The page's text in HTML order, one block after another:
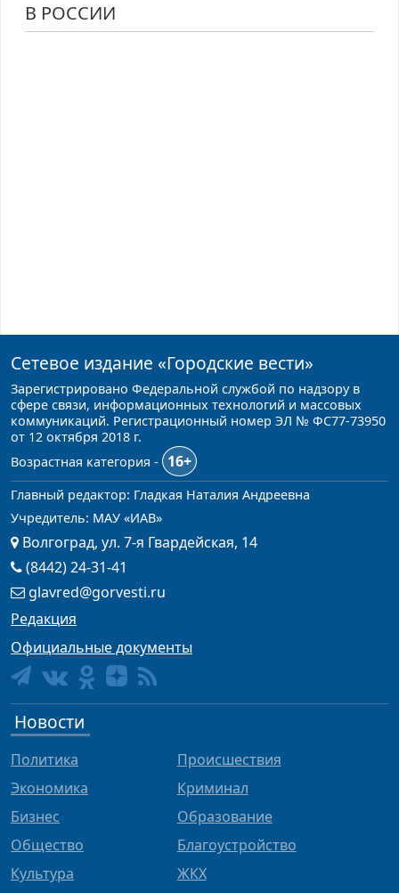
В РОССИИ
Сетевое издание «Городские вести»
Зарегистрировано Федеральной службой по надзору в
сфере связи, информационных технологий и массовых
коммуникаций. Регистрационный номер ЭЛ № ФС77-73950
от 12 октября 2018 г.
Возрастная категория -
16+
Главный редактор: Гладкая Наталия Андреевна
Учредитель: МАУ «ИАВ»
Волгоград, ул. 7-я Гвардейская, 14
(8442) 24-31-41
glavred@gorvesti.ru
Редакция
Официальные документы
Новости
Политика
Экономика
Бизнес
Общество
Культура
Происшествия
Криминал
Образование
Благоустройство
ЖКХ